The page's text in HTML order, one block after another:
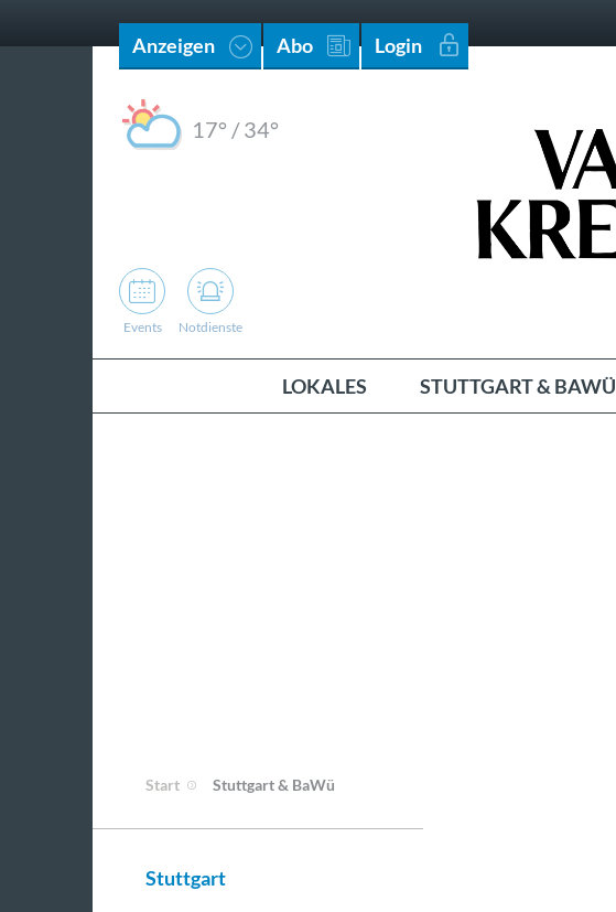
Anzeigen Abo Login
17° /34°
Events Notdienste
LOKALES STUTTGART & BAWÜ
Start Stuttgart & BaWü
Stuttgart